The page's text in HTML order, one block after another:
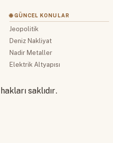
🌐 GÜNCEL KONULAR
Jeopolitik
Deniz Nakliyat
Nadir Metaller
Elektrik Altyapısı
saklıdır.